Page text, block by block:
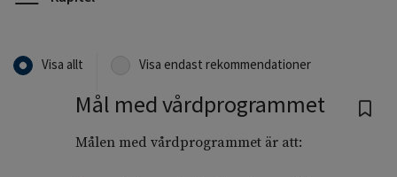
Visa allt Visa endast rekommendationer
Mål med vårdprogrammet
Målen med vårdprogrammet är att: